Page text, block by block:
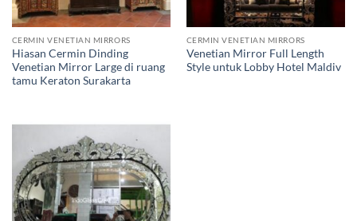
CERMIN VENETIAN MIRRORS
Hiasan Cermin Dinding
Venetian Mirror Large di ruang
tamu Keraton Surakarta
CERMIN VENETIAN MIRRORS
Venetian Mirror Full Length
Style untuk Lobby Hotel Maldiv